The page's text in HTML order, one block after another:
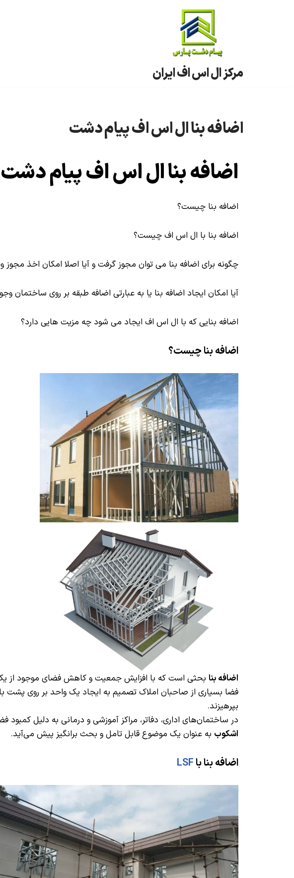
مرکز ال اس اف ایران
اضافه بنا ال اس اف پیام دشت
اضافه بنا ال اس اف پیام دشت
اضافه بنا چیست؟
اضافه بنا با ال اس اف چیست؟
چگونه برای اضافه بنا می توان مجوز گرفت و آیا اصلا امکان اخذ مجوز
آیا امکان ایجاد اضافه بنا یا به عبارتی اضافه طبقه بر روی ساختمان
اضافه بنایی که با ال اس اف ایجاد می شود چه مزیت هایی دارد؟
اضافه بنا چیست؟
اضافه بنا بحثی است که با افزایش جمعیت و کاهش فضای موجود از یک
فضا بسیاری از صاحبان املاک تصمیم به ایجاد یک واحد بر روی پشت
بپرهیزند.
در ساختمان‌های اداری، دفاتر، مراکز آموزشی و درمانی به دلیل
اشکوب به عنوان یک موضوع قابل تامل و بحث برانگیز پیش می‌آید.
اضافه بنا باLSF